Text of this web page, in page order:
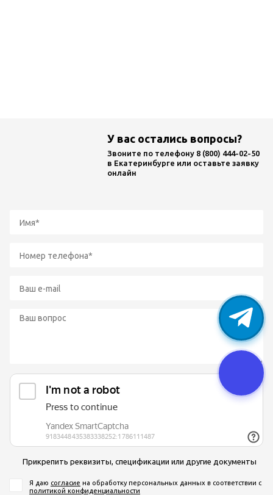
У вас остались вопросы?
Звоните по телефону 8 (800) 444-02-50
в Екатеринбурге или оставьте заявку
онлайн
Прикрепить реквизиты, спецификации или другие документы
Я даю согласие на обработку персональных данных в соответствии с
политикой конфиденциальности